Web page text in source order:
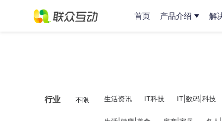
行业 不限 生活资讯 IT科技 IT|数码|科技
首页 产品介绍 解